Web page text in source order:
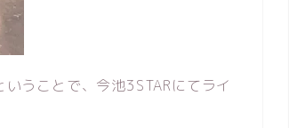
うことで、今池3STARにてライ